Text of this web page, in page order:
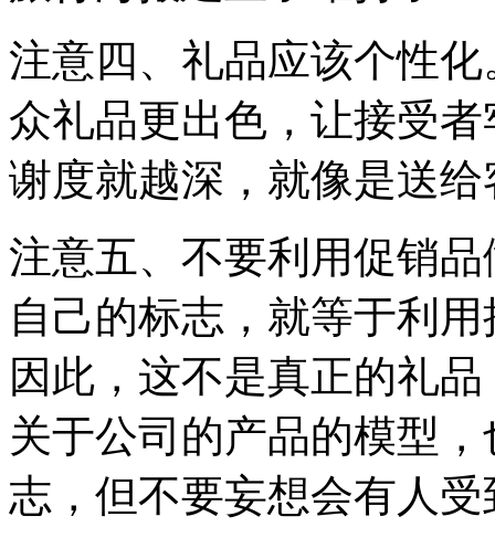
注意四、礼品应该个性
众礼品更出色，让接受
谢度就越深，就像是送
注意五、不要利用促销
自己的标志，就等于利
因此，这不是真正的礼
关于公司的产品的模型
志，但不要妄想会有人